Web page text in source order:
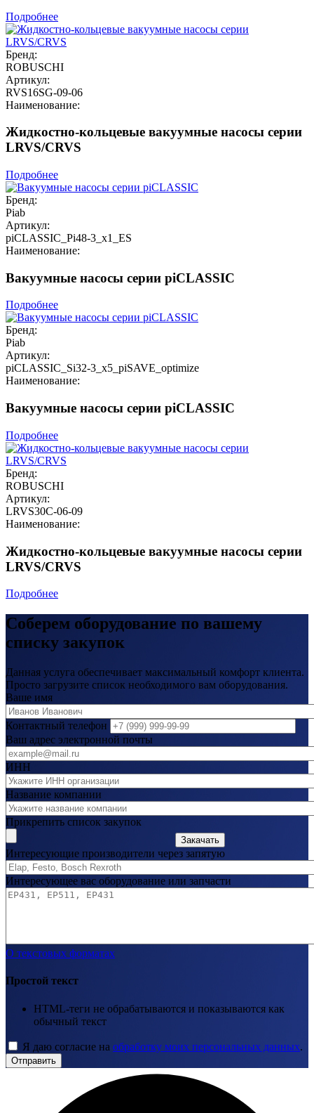
Подробнее
Бренд:
ROBUSCHI
Артикул:
RVS16SG-09-06
Наименование:
Жидкостно-кольцевые вакуумные насосы серии
LRVS/CRVS
Подробнее
Бренд:
Piab
Артикул:
piCLASSIC_Pi48-3_x1_ES
Наименование:
Вакуумные насосы серии piCLASSIC
Подробнее
Бренд:
Piab
Артикул:
piCLASSIC_Si32-3_x5_piSAVE_optimize
Наименование:
Вакуумные насосы серии piCLASSIC
Подробнее
Бренд:
ROBUSCHI
Артикул:
LRVS30C-06-09
Наименование:
Жидкостно-кольцевые вакуумные насосы серии
LRVS/CRVS
Подробнее
Соберем оборудование по вашему
списку закупок
Данная услуга обеспечивает максимальный комфорт клиента.
Просто загрузите список необходимого вам оборудования.
Ваше имя
Контактный телефон
Ваш адрес электронной почты
ИНН
Название компании
Прикрепить список закупок
Закачать
Интересующие производители через запятую
Интересующее вас оборудование или запчасти
О текстовых форматах
Простой текст
HTML-теги не обрабатываются и показываются как
обычный текст
Я даю согласие на обработку моих персональных данных.
Отправить